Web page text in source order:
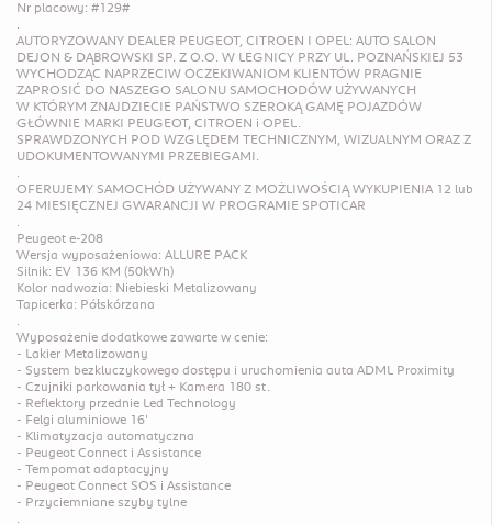
Nr placowy: #129#
.
AUTORYZOWANY DEALER PEUGEOT, CITROEN I OPEL: AUTO SALON
DEJON & DĄBROWSKI SP. Z O.O. W LEGNICY PRZY UL. POZNAŃSKIEJ 53
WYCHODZĄC NAPRZECIW OCZEKIWANIOM KLIENTÓW PRAGNIE
ZAPROSIĆ DO NASZEGO SALONU SAMOCHODÓW UŻYWANYCH
W KTÓRYM ZNAJDZIECIE PAŃSTWO SZEROKĄ GAMĘ POJAZDÓW
GŁÓWNIE MARKI PEUGEOT, CITROEN i OPEL.
SPRAWDZONYCH POD WZGLĘDEM TECHNICZNYM, WIZUALNYM ORAZ Z
UDOKUMENTOWANYMI PRZEBIEGAMI.
.
OFERUJEMY SAMOCHÓD UŻYWANY Z MOŻLIWOŚCIĄ WYKUPIENIA 12 lub
24 MIESIĘCZNEJ GWARANCJI W PROGRAMIE SPOTICAR
.
Peugeot e-208
Wersja wyposażeniowa: ALLURE PACK
Silnik: EV 136 KM (50kWh)
Kolor nadwozia: Niebieski Metalizowany
Tapicerka: Półskórzana
.
Wyposażenie dodatkowe zawarte w cenie:
- Lakier Metalizowany
- System bezkluczykowego dostępu i uruchomienia auta ADML Proximity
- Czujniki parkowania tył + Kamera 180 st.
- Reflektory przednie Led Technology
- Felgi aluminiowe 16'
- Klimatyzacja automatyczna
- Peugeot Connect i Assistance
- Tempomat adaptacyjny
- Peugeot Connect SOS i Assistance
- Przyciemniane szyby tylne
.